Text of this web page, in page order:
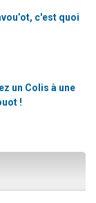
c'est quoi
un Colis à une
!